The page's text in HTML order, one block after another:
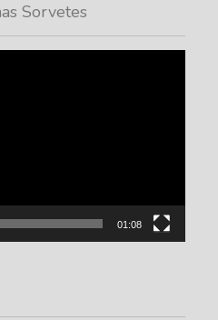
Sorvetes
01:08